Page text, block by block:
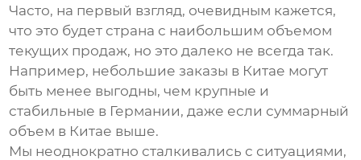
Часто, на первый взгляд, очевидным кажется,
что это будет страна с наибольшим объемом
текущих продаж, но это далеко не всегда так.
Например, небольшие заказы в Китае могут
быть менее выгодны, чем крупные и
стабильные в Германии, даже если суммарный
объем в Китае выше.
Мы неоднократно сталкивались с ситуациями,